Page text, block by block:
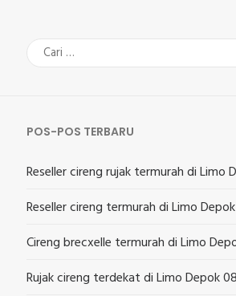
Cari
untuk:
POS-POS TERBARU
Reseller cireng rujak termurah di Limo
Reseller cireng termurah di Limo
Cireng brecxelle termurah di Limo
Rujak cireng terdekat di Limo Depok